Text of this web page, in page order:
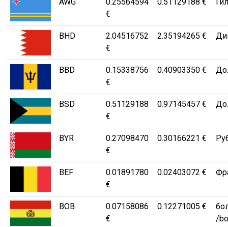
€
BHD
2.04516752
€
2.35194265 €
BBD
0.15338756
€
0.40903350 €
BSD
0.51129188
€
0.97145457 €
BYR
0.27098470
€
0.30166221 €
BEF
0.01891780
€
0.02403072 €
BOB
0.07158086
€
0.12271005 €
/